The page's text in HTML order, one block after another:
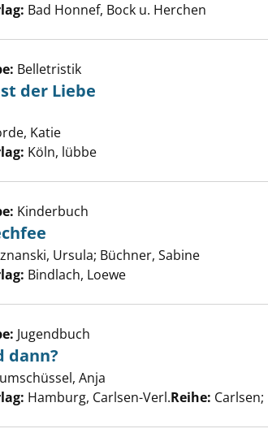
Bad Honnef, Bock u. Herchen
Sommerfest der Liebe anzeigen
Belletristik
der Liebe
Katie
Köln, lübbe
Pauline Pechfee anzeigen
Kinderbuch
Ursula; Büchner, Sabine
Bindlach, Loewe
Schule und dann? anzeigen
Jugendbuch
dann?
Anja
Hamburg, Carlsen-Verl.Reihe: